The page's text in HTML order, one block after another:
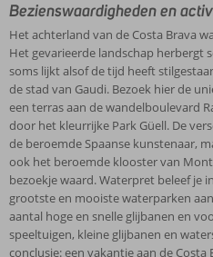
Bezienswaardigheden en
Het achterland van de Costa Brava
Het gevarieerde landschap herbergt
soms lijkt alsof de tijd heeft
de stad van Gaudi. Bezoek hier de
een terras aan de wandelboulevard
door het kleurrijke Park Güell. De
de beroemde Spaanse kunstenaar,
ook het beroemde klooster van
bezoekje waard. Waterpret beleef je
grootste en mooiste waterparken
aantal hoge en snelle glijbanen en
speeltuigen, kleine glijbanen en
conclusie: een vakantie aan de